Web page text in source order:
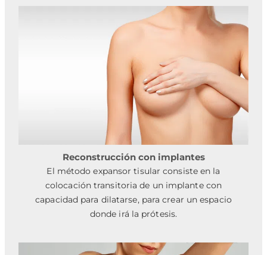
Reconstrucción con implantes
El método expansor tisular consiste en la
colocación transitoria de un implante con
capacidad para dilatarse, para crear un espacio
donde irá la prótesis.